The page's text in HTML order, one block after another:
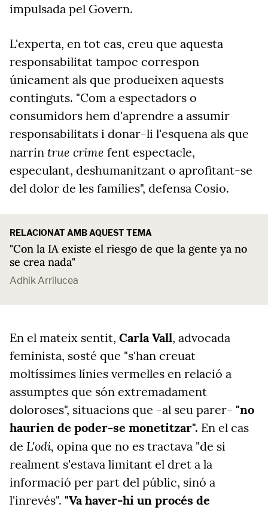
impulsada pel Govern.
L'experta, en tot cas, creu que aquesta
responsabilitat tampoc correspon
únicament als que produeixen aquests
continguts. "Com a espectadors o
consumidors hem d'aprendre a assumir
responsabilitats i donar-li l'esquena als que
narrin true crime fent espectacle,
especulant, deshumanitzant o aprofitant-se
del dolor de les famílies", defensa Cosio.
RELACIONAT AMB AQUEST TEMA
"Con la IA existe el riesgo de que la gente ya no
se crea nada"
Adhik Arrilucea
En el mateix sentit, Carla Vall, advocada
feminista, sosté que "s'han creuat
moltíssimes línies vermelles en relació a
assumptes que són extremadament
doloroses", situacions que -al seu parer- "no
haurien de poder-se monetitzar". En el cas
de L'odi, opina que no es tractava "de si
realment s'estava limitant el dret a la
informació per part del públic, sinó a
l'inrevés". "Va haver-hi un procés de